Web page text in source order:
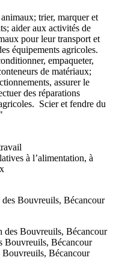
trier, marquer et
aider aux activités de
pour leur transport et
équipements agricoles.
empaqueter,
de matériaux;
assurer le
des réparations
Scier et fendre du
"
ce travail
à l’alimentation, à
animaux
Bouvreuils, Bécancour
des Bouvreuils, Bécancour
Bécancour
Bécancour